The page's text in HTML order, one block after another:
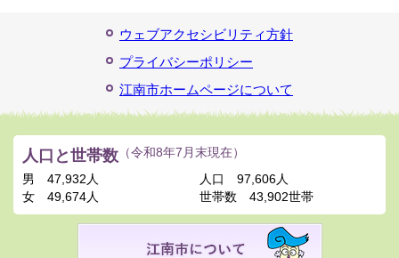
ウェブアクセシビリティ方針
プライバシーポリシー
江南市ホームページについて
人口と世帯数 （令和8年7月末現在）
男
47,932人
女
49,674人
人口
97,606人
世帯数
43,902世帯